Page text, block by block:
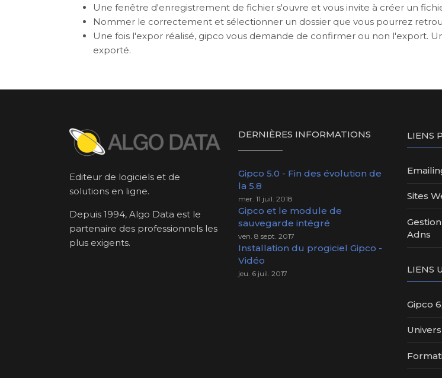
Une fenêtre d'enregistrement de fichier s'ouvre et vous invite à créer un
Nommer le correctement et sélectionner un dossier que vous pourrez
Une fois l'expor réalisé, gipco vous demande de confirmer ou non l'export.
exporté.
Editeur de logiciels et de
solutions en ligne.
Depuis 1994, Algo Data est le
partenaire des professionnels les
plus exigents.
DERNIÈRES INFORMATIONS
Gipco 5.0 - Fin des évolution de
la 5.8
mer. 11 juil. 2018
Gipco et le module de
sauvegarde intégré
ven. 8 sept. 2017
Installation du progiciel Gipco -
Vidéo
jeu. 6 juil. 2017
LIENS
Sites
Adns
LIENS
Gipco